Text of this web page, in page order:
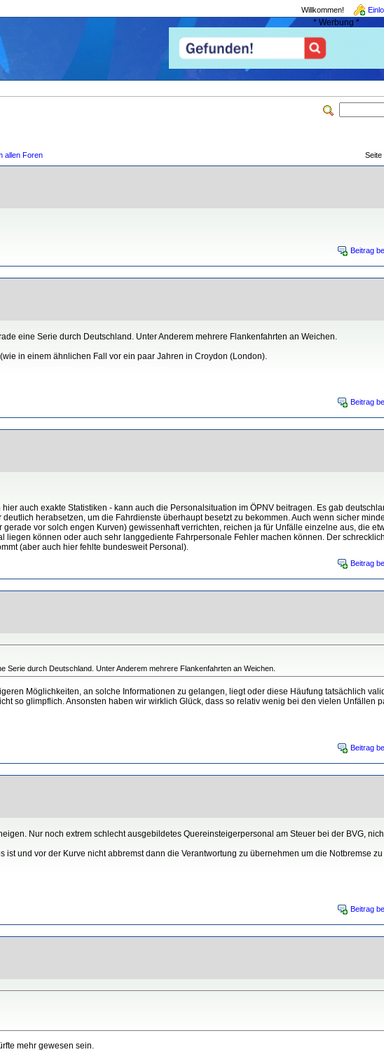
Willkommen!
* Werbung *
allen Foren
Beitrag
eine Serie durch Deutschland. Unter Anderem mehrere Flankenfahrten an Weichen.
in einem ähnlichen Fall vor ein paar Jahren in Croydon (London).
Beitrag
auch exakte Statistiken - kann auch die Personalsituation im ÖPNV beitragen. Es gab
herabsetzen, um die Fahrdienste überhaupt besetzt zu bekommen. Auch wenn sicher
vor solch engen Kurven) gewissenhaft verrichten, reichen ja für Unfälle einzelne aus, die
können oder auch sehr langgediente Fahrpersonale Fehler machen können. Der
(aber auch hier fehlte bundesweit Personal).
Beitrag
durch Deutschland. Unter Anderem mehrere Flankenfahrten an Weichen.
Möglichkeiten, an solche Informationen zu gelangen, liegt oder diese Häufung tatsächlich
so glimpflich. Ansonsten haben wir wirklich Glück, dass so relativ wenig bei den vielen Unfällen
Beitrag
Nur noch extrem schlecht ausgebildetes Quereinsteigerpersonal am Steuer bei der BVG,
und vor der Kurve nicht abbremst dann die Verantwortung zu übernehmen um die Notbremse
Beitrag
mehr gewesen sein.